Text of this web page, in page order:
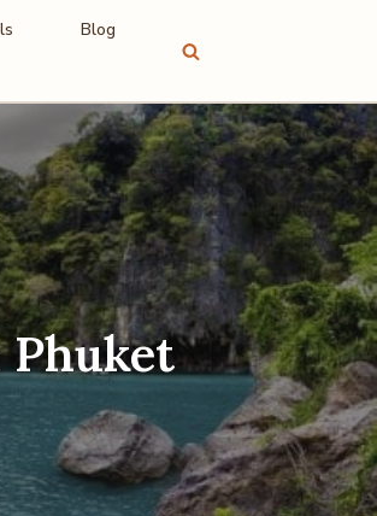
Blog
Phuket